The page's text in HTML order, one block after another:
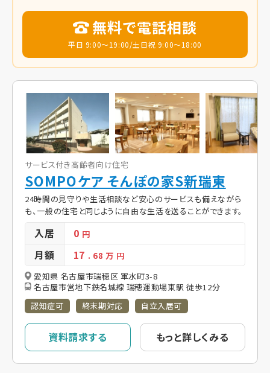
無料で電話相談
平日 9:00～19:00/土日祝 9:00～18:00
サービス付き高齢者向け住宅
SOMPOケア そんぽの家S新瑞東
24時間の見守りや生活相談など安心のサービスも備えながら
も、一般の住宅と同じように自由な生活を送ることができます。
入居 0 円
月額 17 . 68万 円
愛知県 名古屋市瑞穂区 軍水町3-8
名古屋市営地下鉄名城線 瑞穂運動場東駅 徒歩12分
認知症可
終末期対応 自立入居可
資料請求する もっと詳しくみる